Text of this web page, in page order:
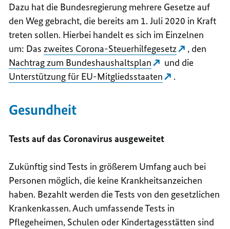
Dazu hat die Bundesregierung mehrere Gesetze auf
den Weg gebracht, die bereits am 1. Juli 2020 in Kraft
treten sollen. Hierbei handelt es sich im Einzelnen
um: Daszweites Corona-Steuerhilfegesetz
, den
Nachtrag zum Bundeshaushaltsplan
und die
Unterstützung für EU-Mitgliedsstaaten
.
Gesundheit
Tests auf das Coronavirus ausgeweitet
Zukünftig sind Tests in größerem Umfang auch bei
Personen möglich, die keine Krankheitsanzeichen
haben. Bezahlt werden die Tests von den gesetzlichen
Krankenkassen. Auch umfassende Tests in
Pflegeheimen, Schulen oder Kindertagesstätten sind